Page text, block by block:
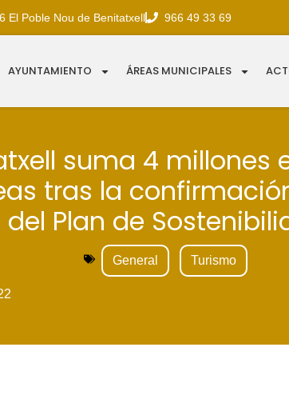
El Poble Nou de Benitatxell 966 49 33 69
AYUNTAMIENTO ÁREAS MUNICIPALES
suma 4 millones
tras la
Plan de
General Turismo